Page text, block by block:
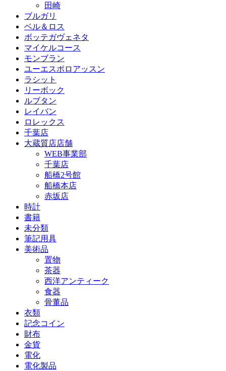
田崎
ブルガリ
ベル＆ロス
ボッテガヴェネタ
マイケルコース
モンブラン
ユーエスポロアッスン
ラシット
リーボック
ルブタン
レイバン
ロレックス
千葉店
大蔵質店店舗
WEB事業部
千葉店
船橋2号館
船橋本店
赤坂店
時計
書籍
未分類
筆記用具
美術品
置物
茶器
西洋アンティーク
食器
骨董品
衣類
記念コイン
財布
金貨
電化
電化製品